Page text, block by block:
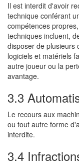
Il est interdit d'avoir
technique conférant
compétences
techniques incluent,
disposer de plusieurs
logiciels et matériels
autre joueur ou la
avantage.
3.3
Le recours aux
ou tout autre forme
interdite.
3.4